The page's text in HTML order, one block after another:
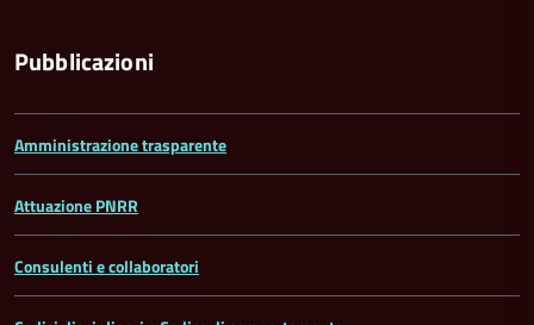
Pubblicazioni
Amministrazione trasparente
Attuazione PNRR
Consulenti e collaboratori